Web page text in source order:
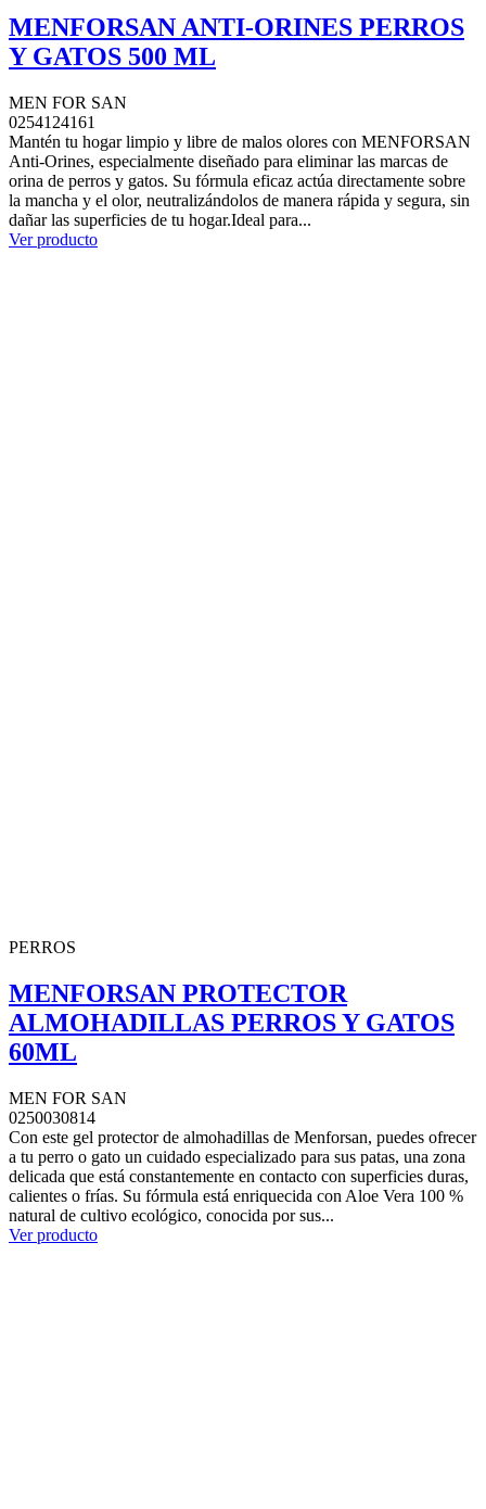
MENFORSAN ANTI-ORINES PERROS
Y GATOS 500 ML
MEN FOR SAN
0254124161
Mantén tu hogar limpio y libre de malos olores con MENFORSAN
Anti-Orines, especialmente diseñado para eliminar las marcas de
orina de perros y gatos. Su fórmula eficaz actúa directamente sobre
la mancha y el olor, neutralizándolos de manera rápida y segura, sin
dañar las superficies de tu hogar.Ideal para...
Ver producto
PERROS
MENFORSAN PROTECTOR
ALMOHADILLAS PERROS Y GATOS
60ML
MEN FOR SAN
0250030814
Con este gel protector de almohadillas de Menforsan, puedes ofrecer
a tu perro o gato un cuidado especializado para sus patas, una zona
delicada que está constantemente en contacto con superficies duras,
calientes o frías. Su fórmula está enriquecida con Aloe Vera 100 %
natural de cultivo ecológico, conocida por sus...
Ver producto